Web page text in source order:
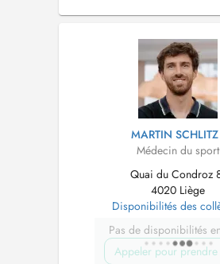
MARTIN SCHLITZ
Médecin du sport
Quai du Condroz
4020 Liège
Disponibilités des
Pas de disponibilités
Appeler pour prendre